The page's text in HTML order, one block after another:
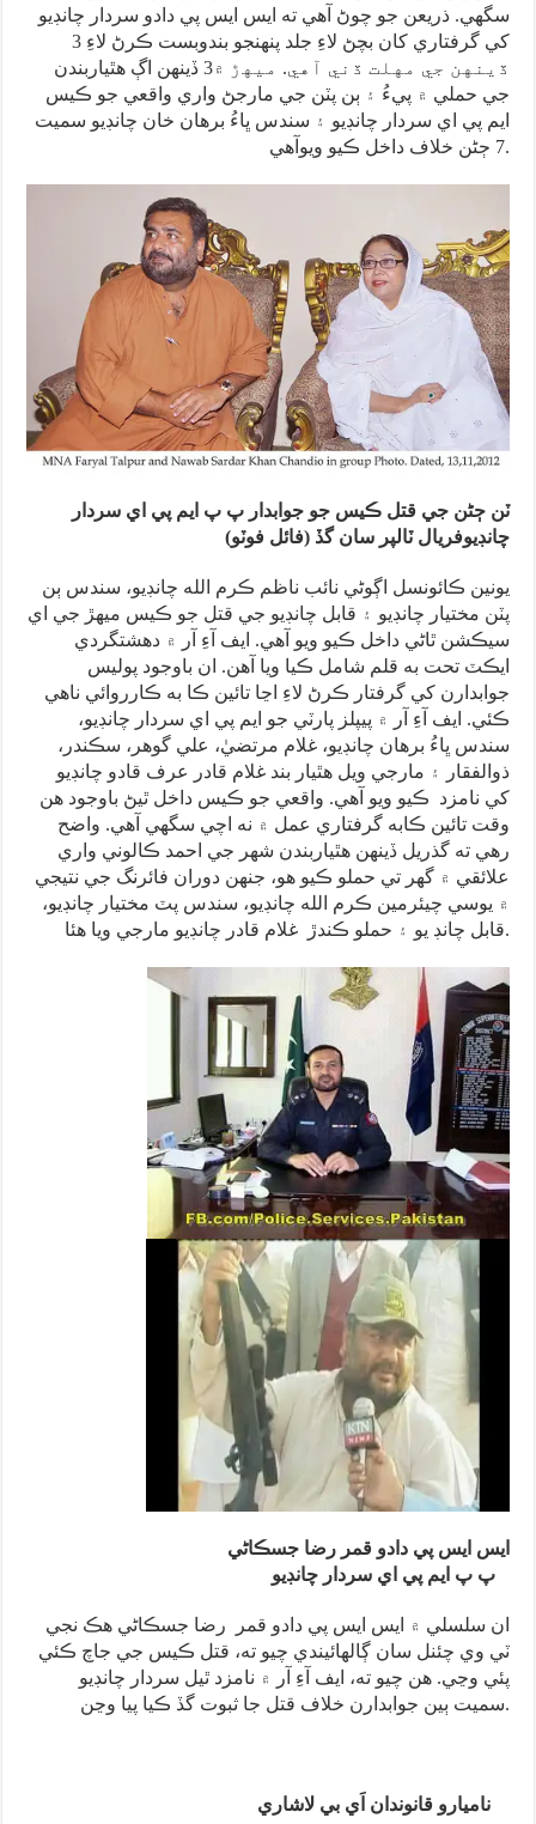
سگهي. ذريعن جو چوڻ آهي ته ايس ايس پي دادو سردار چانڊيو
کي گرفتاري کان بچڻ لاءِ جلد پنهنجو بندوبست ڪرڻ لاءِ 3
ڏينهن جي مهلت ڏني آهي. ميهڙ ۾3 ڏينهن اڳ هٿياربندن
جي حملي ۾ پيءُ ۽ ٻن پٽن جي مارجڻ واري واقعي جو ڪيس
ايم پي اي سردار چانڊيو ۽ سندس ڀاءُ برهان خان چانڊيو سميت
7 ڄڻن خلاف داخل ڪيو ويوآهي.
چانڊيوفريال ٽالپر سان گڏ (فائل فوٽو)
يونين ڪائونسل اڳوڻي نائب ناظم ڪرم الله چانڊيو، سندس ٻن
پٽن مختيار چانڊيو ۽ قابل چانڊيو جي قتل جو ڪيس ميهڙ جي اي
سيڪشن ٿاڻي داخل ڪيو ويو آهي. ايف آءِ آر ۾ دهشتگردي
ايڪٽ تحت به قلم شامل ڪيا ويا آهن. ان باوجود پوليس
جوابدارن کي گرفتار ڪرڻ لاءِ اڃا تائين ڪا به ڪارروائي ناهي
ڪئي. ايف آءِ آر ۾ پيپلز پارٽي جو ايم پي اي سردار چانڊيو،
سندس ڀاءُ برهان چانڊيو، غلام مرتضيٰ، علي گوهر، سڪندر،
ذوالفقار ۽ مارجي ويل هٿيار بند غلام قادر عرف قادو چانڊيو
کي نامزد ڪيو ويو آهي. واقعي جو ڪيس داخل ٿيڻ باوجود هن
وقت تائين ڪابه گرفتاري عمل ۾ نه اچي سگهي آهي. واضح
رهي ته گذريل ڏينهن هٿياربندن شهر جي احمد ڪالوني واري
علائقي ۾ گهر تي حملو ڪيو هو، جنهن دوران فائرنگ جي نتيجي
۾ يوسي چيئرمين ڪرم الله چانڊيو، سندس پٽ مختيار چانڊيو،
قابل چانڊ يو ۽ حملو ڪندڙ غلام قادر چانڊيو مارجي ويا هئا.
ايس ايس پي دادو قمر رضا جسڪاڻي
ان سلسلي ۾ ايس ايس پي دادو قمر رضا جسڪاڻي هڪ نجي
ٽي وي چئنل سان ڳالهائيندي چيو ته، قتل ڪيس جي جاچ ڪئي
پئي وڃي. هن چيو ته، ايف آءِ آر ۾ نامزد ٿيل سردار چانڊيو
سميت ٻين جوابدارن خلاف قتل جا ثبوت گڏ ڪيا پيا وڃن.
ناميارو قانوندان اَي بي لاشاري